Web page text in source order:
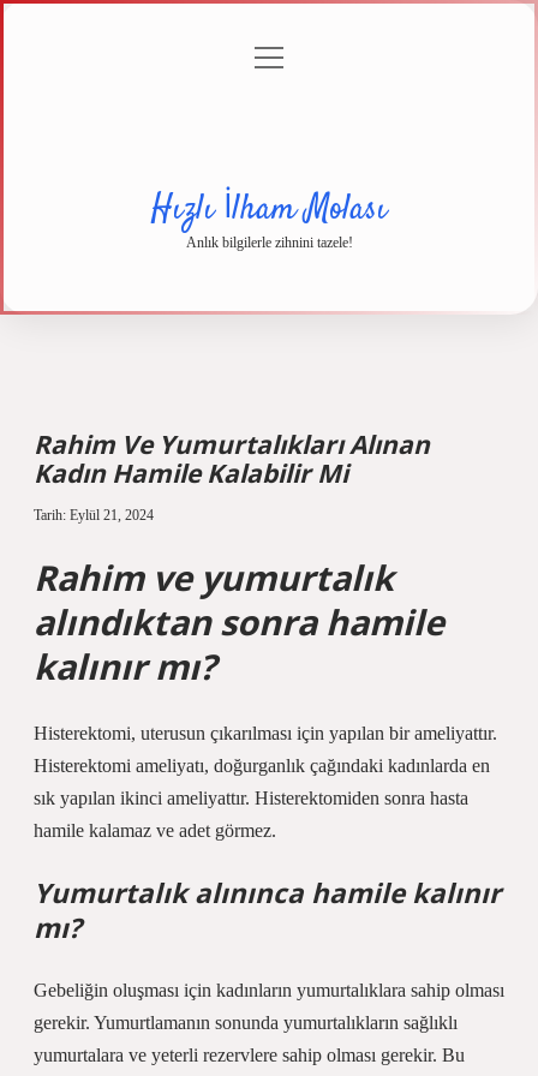
menüyü
Hızlı İlham Molası
Anlık bilgilerle zihnini tazele!
Rahim Ve Yumurtalıkları Alınan
Kadın Hamile Kalabilir Mi
Tarih: Eylül 21, 2024
Rahim ve yumurtalık
alındıktan sonra hamile
kalınır mı?
Histerektomi, uterusun çıkarılması için yapılan bir ameliyattır.
Histerektomi ameliyatı, doğurganlık çağındaki kadınlarda en
sık yapılan ikinci ameliyattır. Histerektomiden sonra hasta
hamile kalamaz ve adet görmez.
Yumurtalık alınınca hamile kalınır
mı?
Gebeliğin oluşması için kadınların yumurtalıklara sahip olması
gerekir. Yumurtlamanın sonunda yumurtalıkların sağlıklı
yumurtalara ve yeterli rezervlere sahip olması gerekir. Bu